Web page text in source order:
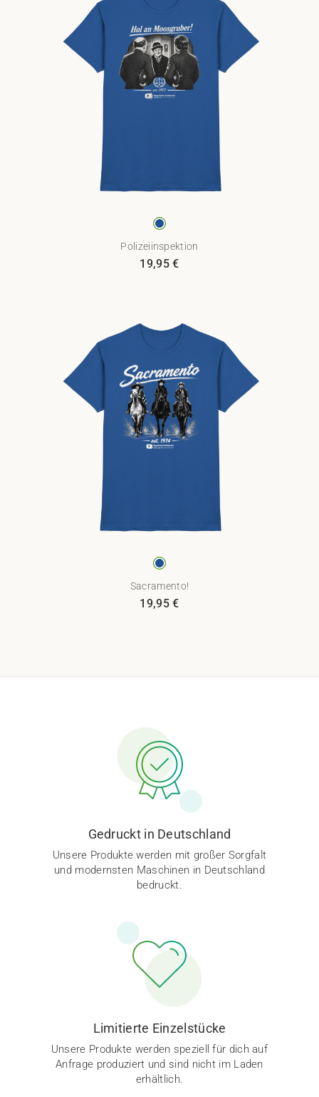
Polizeiinspektion
19,95€
Sacramento!
19,95€
Gedruckt in Deutschland
Unsere Produkte werden mit großer Sorgfalt
und modernsten Maschinen in Deutschland
bedruckt.
Limitierte Einzelstücke
Unsere Produkte werden speziell für dich auf
Anfrage produziert und sind nicht im Laden
erhältlich.